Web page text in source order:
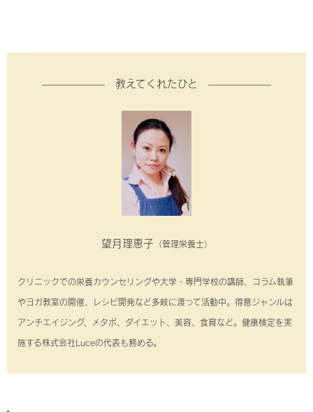
—————— 教えてくれたひと ——————
望月理恵子（管理栄養士）
クリニックでの栄養カウンセリングや大学・専門学校の講師、コラム執筆
やヨガ教室の開催、レシピ開発など多岐に渡って活動中。得意ジャンルは
アンチエイジング、メタボ、ダイエット、美容、食育など。健康検定を実
施する株式会社Luceの代表も務める。